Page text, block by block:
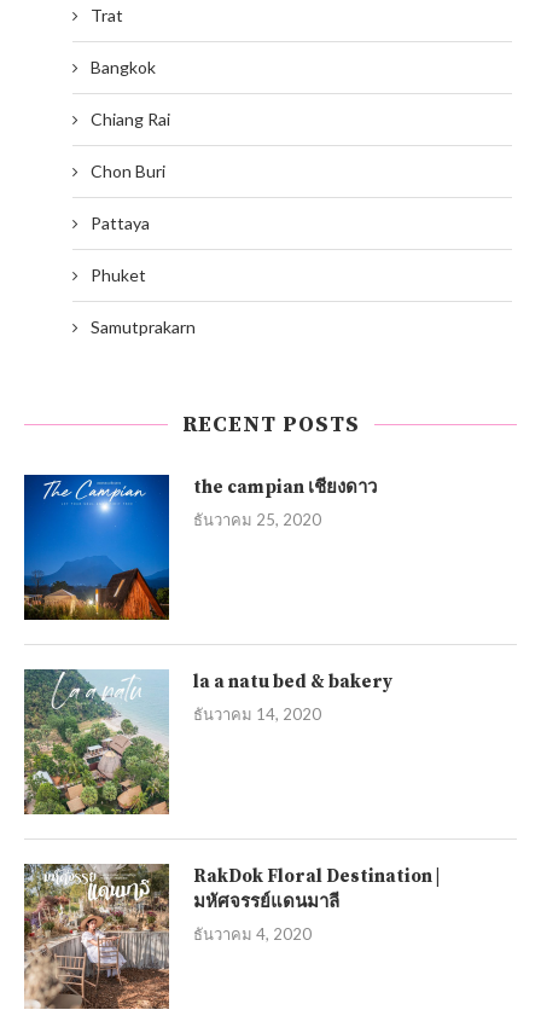
Trat
Bangkok
Chiang Rai
Chon Buri
Pattaya
Phuket
Samutprakarn
RECENT POSTS
the campian เชียงดาว
ธันวาคม 25, 2020
la a natu bed & bakery
ธันวาคม 14, 2020
RakDok Floral Destination |
มหัศจรรย์แดนมาลี
ธันวาคม 4, 2020